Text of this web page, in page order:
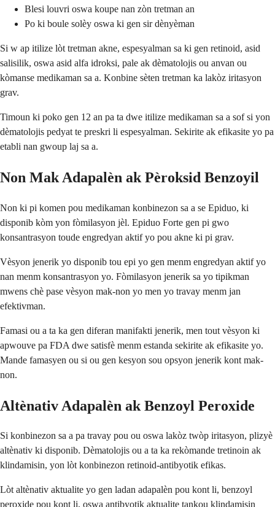
Blesi louvri oswa koupe nan zòn tretman an
Po ki boule solèy oswa ki gen sir dènyèman
Si w ap itilize lòt tretman akne, espesyalman sa ki gen retinoid, asid
salisilik, oswa asid alfa idroksi, pale ak dèmatolojis ou anvan ou
kòmanse medikaman sa a. Konbine sèten tretman ka lakòz iritasyon
grav.
Timoun ki poko gen 12 an pa ta dwe itilize medikaman sa a sof si yon
dèmatolojis pedyat te preskri li espesyalman. Sekirite ak efikasite yo pa
etabli nan gwoup laj sa a.
Non Mak Adapalèn ak Pèroksid Benzoyil
Non ki pi komen pou medikaman konbinezon sa a se Epiduo, ki
disponib kòm yon fòmilasyon jèl. Epiduo Forte gen pi gwo
konsantrasyon toude engredyan aktif yo pou akne ki pi grav.
Vèsyon jenerik yo disponib tou epi yo gen menm engredyan aktif yo
nan menm konsantrasyon yo. Fòmilasyon jenerik sa yo tipikman
mwens chè pase vèsyon mak-non yo men yo travay menm jan
efektivman.
Famasi ou a ta ka gen diferan manifakti jenerik, men tout vèsyon ki
apwouve pa FDA dwe satisfè menm estanda sekirite ak efikasite yo.
Mande famasyen ou si ou gen kesyon sou opsyon jenerik kont mak-
non.
Altènativ Adapalèn ak Benzoyl Peroxide
Si konbinezon sa a pa travay pou ou oswa lakòz twòp iritasyon, plizyè
altènativ ki disponib. Dèmatolojis ou a ta ka rekòmande tretinoin ak
klindamisin, yon lòt konbinezon retinoid-antibyotik efikas.
Lòt altènativ aktualite yo gen ladan adapalèn pou kont li, benzoyl
peroxide pou kont li, oswa antibyotik aktualite tankou klindamisin